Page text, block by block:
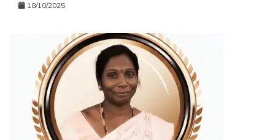
18/10/2025